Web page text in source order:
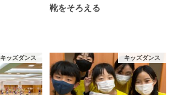
靴をそろえる
キッズダンス キッズダンス